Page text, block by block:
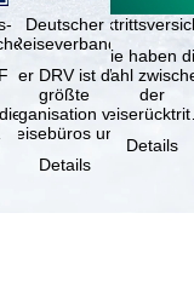
Deutscher
Reiseverband
Der DRV ist die
größte
Organisation von
Reisebüros und
Reiseveranstaltern
in …
Details
Sie haben
Wahl
der
(inklusive
Details